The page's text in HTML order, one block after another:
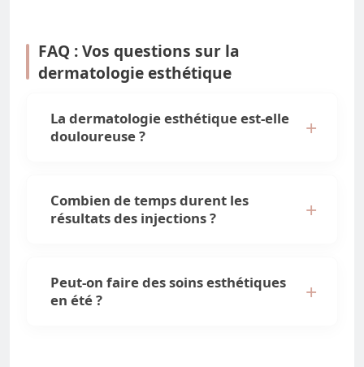
FAQ : Vos questions sur la
dermatologie esthétique
La dermatologie esthétique est-elle
douloureuse ?
Combien de temps durent les
résultats des injections ?
Peut-on faire des soins esthétiques
en été ?